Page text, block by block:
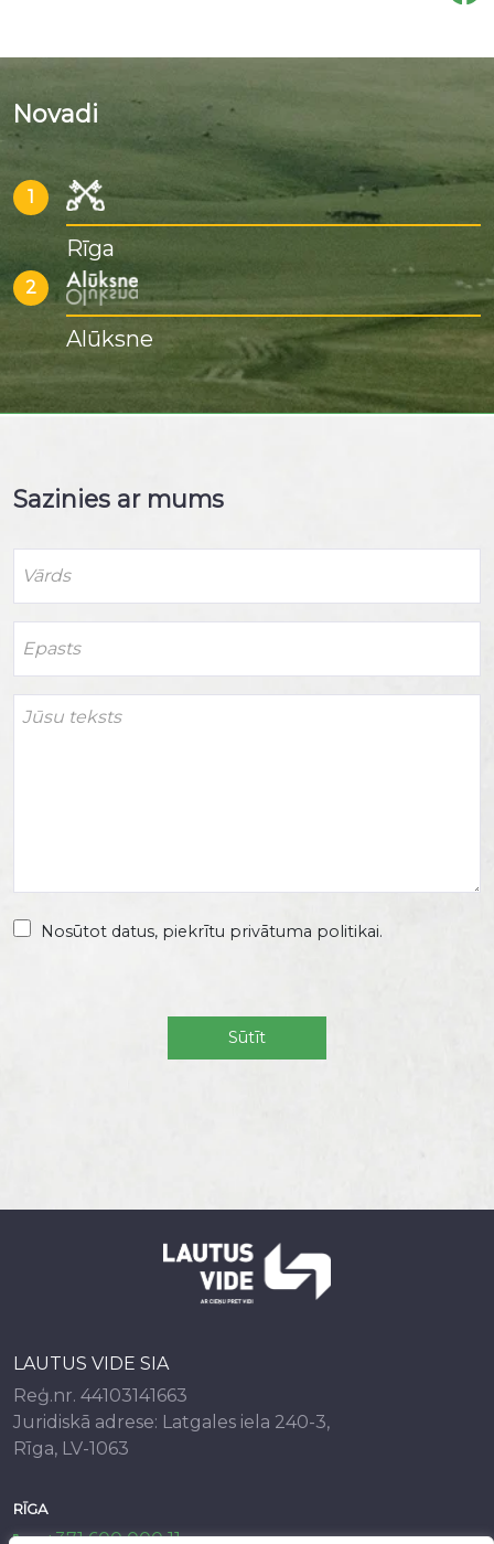
Novadi
1
Rīga
2
Alūksne
Sazinies ar mums
Nosūtot datus, piekrītu privātuma politikai.
LAUTUS VIDE SIA
Reģ.nr. 44103141663
Juridiskā adrese: Latgales iela 240-3,
Rīga, LV-1063
RĪGA
+371 600 000 11